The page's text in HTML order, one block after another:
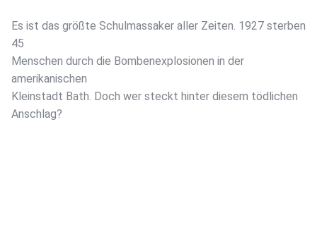
Es ist das größte Schulmassaker aller Zeiten. 1927 sterben
45
Menschen durch die Bombenexplosionen in der
amerikanischen
Kleinstadt Bath. Doch wer steckt hinter diesem tödlichen
Anschlag?